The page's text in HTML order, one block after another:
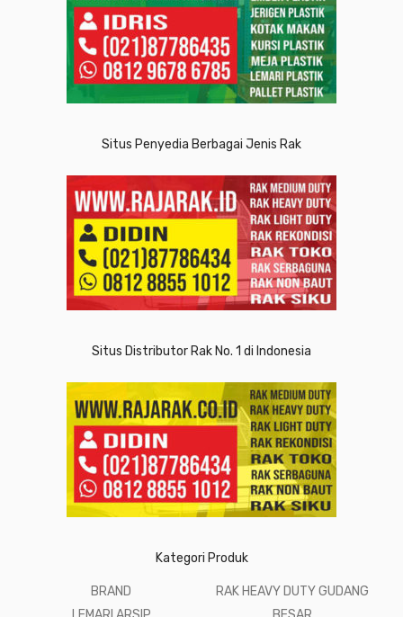
Situs Penyedia Berbagai Jenis Rak
Situs Distributor Rak No. 1 di Indonesia
Kategori Produk
BRAND
RAK HEAVY DUTY GUDANG